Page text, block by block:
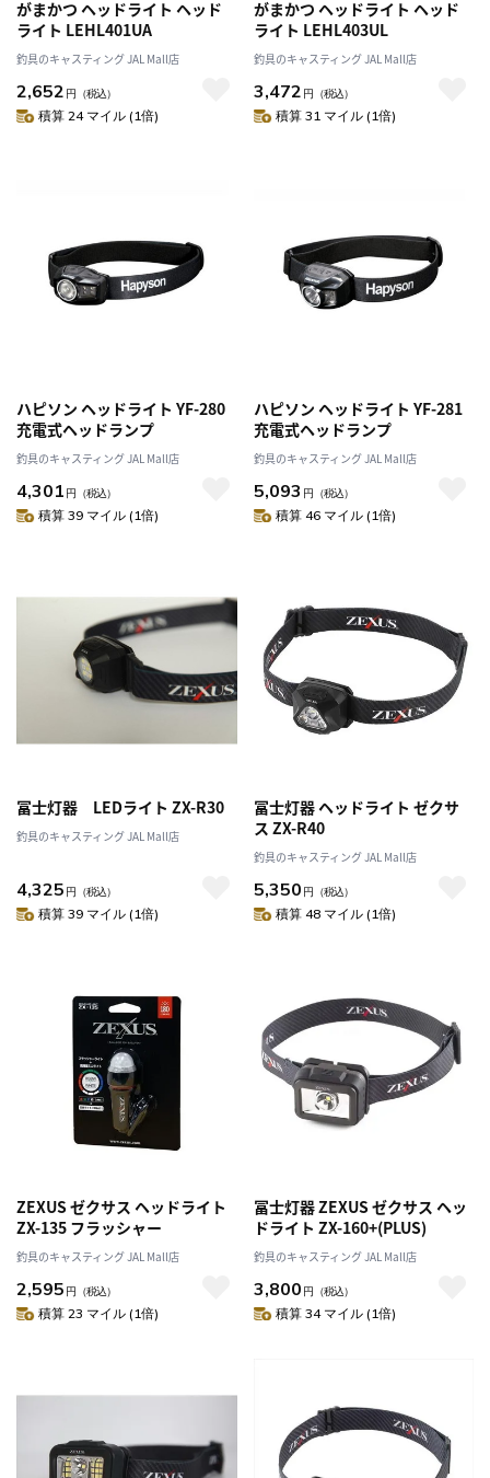
がまかつ ヘッドライト ヘッド
ライト LEHL401UA
釣具のキャスティング JAL Mall店
2,652 円 （税込）
積算 24 マイル (1倍)
がまかつ ヘッドライト ヘッド
ライト LEHL403UL
釣具のキャスティング JAL Mall店
3,472 円 （税込）
積算 31 マイル (1倍)
ハピソン ヘッドライト YF-280
充電式ヘッドランプ
釣具のキャスティング JAL Mall店
4,301 円 （税込）
積算 39 マイル (1倍)
ハピソン ヘッドライト YF-281
充電式ヘッドランプ
釣具のキャスティング JAL Mall店
5,093 円 （税込）
積算 46 マイル (1倍)
冨士灯器 LEDライト ZX-R30
釣具のキャスティング JAL Mall店
4,325 円 （税込）
積算 39 マイル (1倍)
冨士灯器 ヘッドライト ゼクサ
ス ZX-R40
釣具のキャスティング JAL Mall店
5,350 円 （税込）
積算 48 マイル (1倍)
ZEXUS ゼクサス ヘッドライト
ZX-135 フラッシャー
釣具のキャスティング JAL Mall店
2,595 円 （税込）
積算 23 マイル (1倍)
冨士灯器 ZEXUS ゼクサス ヘッ
ドライト ZX-160+(PLUS)
釣具のキャスティング JAL Mall店
3,800 円 （税込）
積算 34 マイル (1倍)